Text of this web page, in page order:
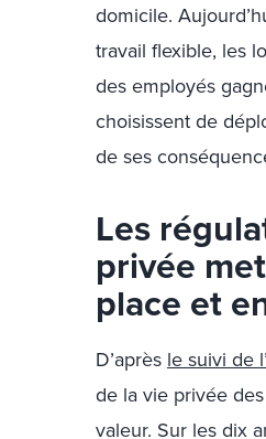
domicile.
travail flexible, les
des employés
choisissent de
de ses
Les
privée
place et
D’après le suivi de
de la vie privée
valeur. Sur les dix